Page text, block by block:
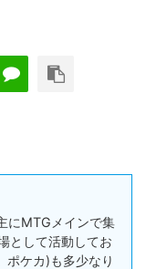
にMTGメインで集
として活動してお
ポケカ)も多少なり